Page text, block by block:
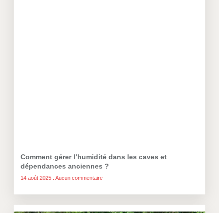
Comment gérer l’humidité dans les caves et
dépendances anciennes ?
14 août 2025 Aucun commentaire